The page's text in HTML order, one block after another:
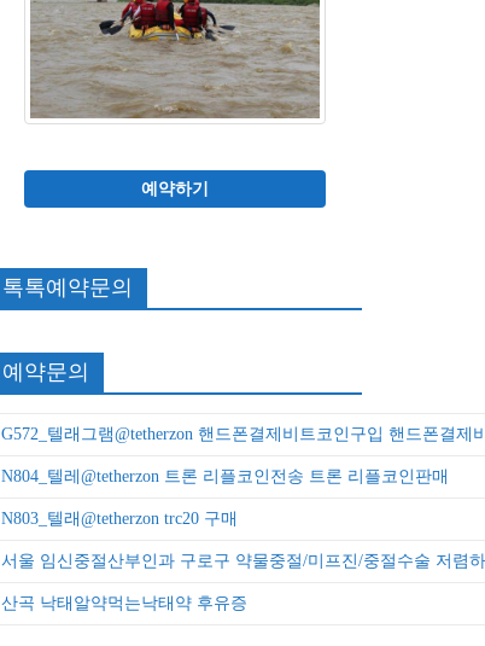
예약하기
톡톡예약문의
예약문의
G572_텔래그램@tetherzon 핸드폰결제비트코인구입 핸드폰결제
N804_텔레@tetherzon 트론 리플코인전송 트론 리플코인판매
N803_텔래@tetherzon trc20 구매
서울 임신중절산부인과 구로구 약물중절/미프진/중절수술 저렴
산곡 낙태알약먹는낙­태약 후유증